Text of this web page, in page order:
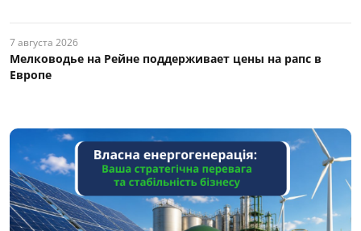
7 августа 2026
Мелководье на Рейне поддерживает цены на рапс в
Европе